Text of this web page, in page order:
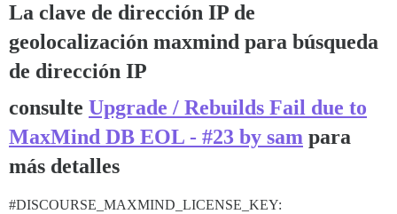
La clave de dirección IP de
geolocalización maxmind para búsqueda
de dirección IP
consulte Upgrade / Rebuilds Fail due to
MaxMind DB EOL - #23 by sam para
más detalles
#DISCOURSE_MAXMIND_LICENSE_KEY: